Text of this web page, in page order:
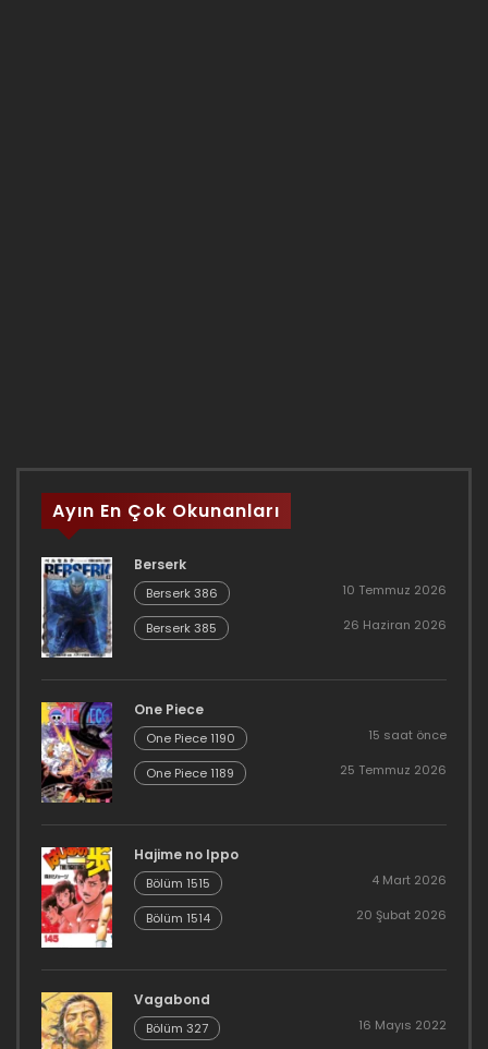
Ayın En Çok Okunanları
Berserk
Berserk 386 10 Temmuz 2026
Berserk 385 26 Haziran 2026
One Piece
One Piece 1190 15 saat önce
One Piece 1189 25 Temmuz 2026
Hajime no Ippo
Bölüm 1515 4 Mart 2026
Bölüm 1514 20 Şubat 2026
Vagabond
Bölüm 327 16 Mayıs 2022